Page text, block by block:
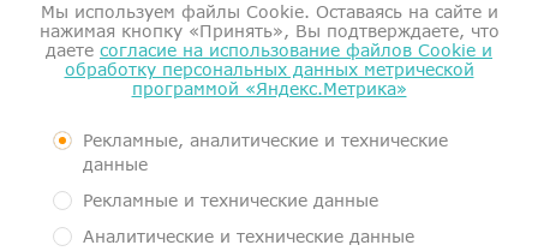
Справка для налоговой
Документы
Контролирующие органы
Пользовательское соглашение
Политика обработки персональных данных
Мы используем файлы Сookie. Оставаясь на сайте и
нажимая кнопку «Принять», Вы подтверждаете, что
даете согласие на использование файлов Cookie и
обработку персональных данных метрической
программой «Яндекс.Метрика»
Рекламные, аналитические и технические
данные
Рекламные и технические данные
Аналитические и технические данные